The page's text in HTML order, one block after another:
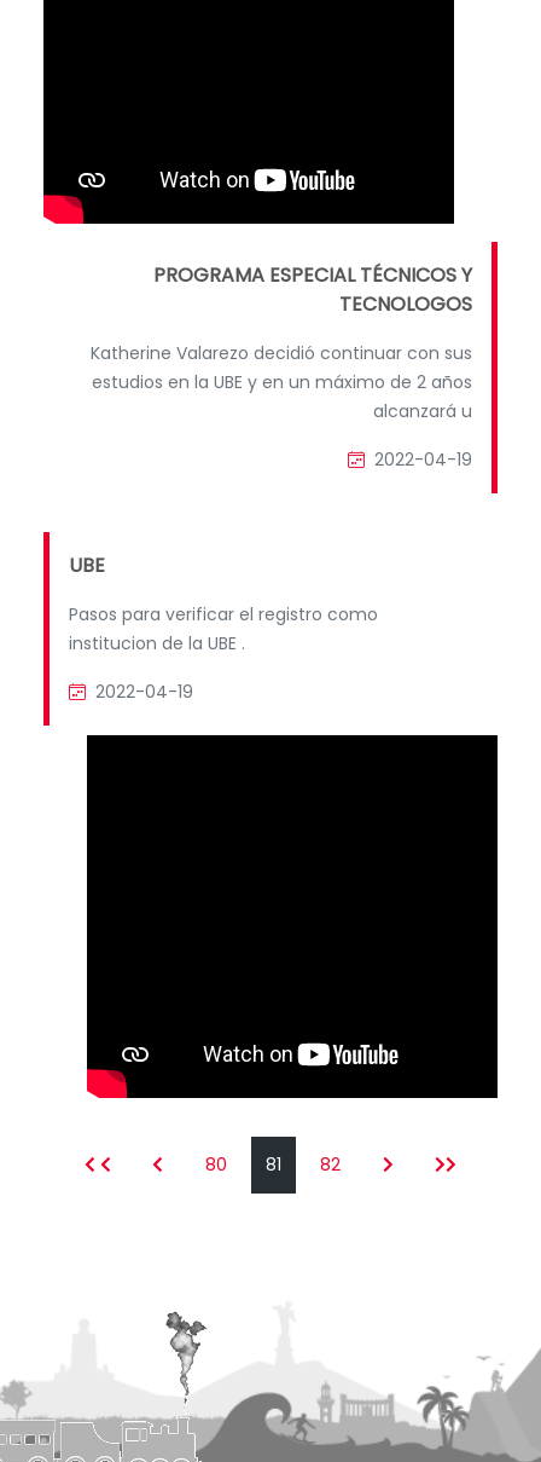
PROGRAMA ESPECIAL TÉCNICOS Y
TECNOLOGOS
Katherine Valarezo decidió continuar con sus
estudios en la UBE y en un máximo de 2 años
alcanzará u
2022-04-19
UBE
Pasos para verificar el registro como
institucion de la UBE .
2022-04-19
80 81 82